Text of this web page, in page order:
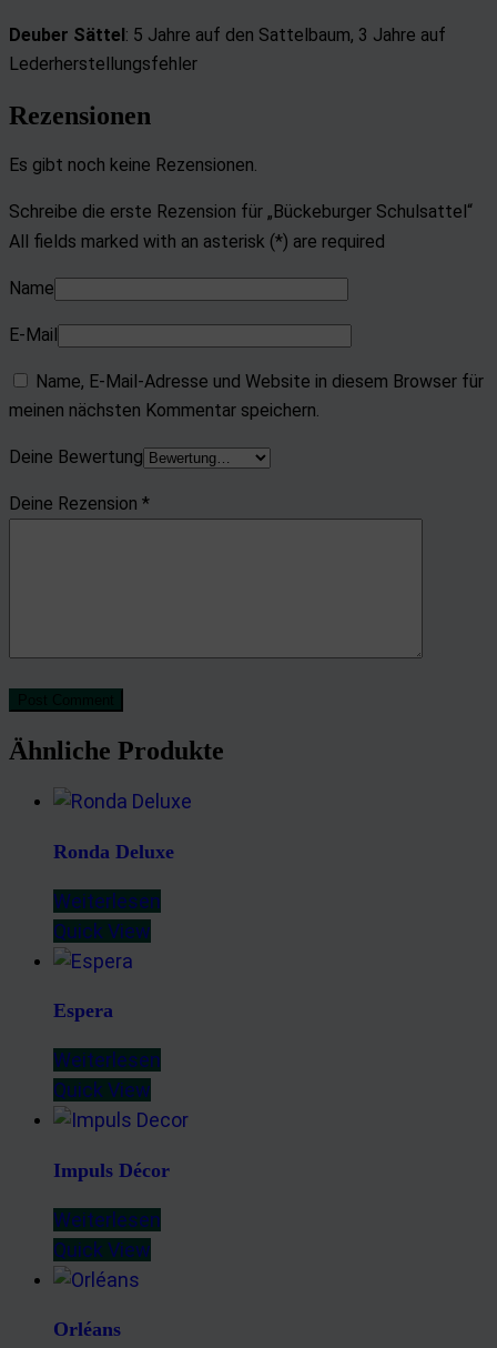
Deuber Sättel: 5 Jahre auf den Sattelbaum, 3 Jahre auf
Lederherstellungsfehler
Rezensionen
Es gibt noch keine Rezensionen.
Schreibe die erste Rezension für „Bückeburger Schulsattel“
All fields marked with an asterisk (*) are required
Name
E-Mail
Name, E-Mail-Adresse und Website in diesem Browser für
meinen nächsten Kommentar speichern.
Deine Bewertung
Deine Rezension *
Ähnliche Produkte
Ronda Deluxe
Weiterlesen
Quick View
Espera
Weiterlesen
Quick View
Impuls Décor
Weiterlesen
Quick View
Orléans